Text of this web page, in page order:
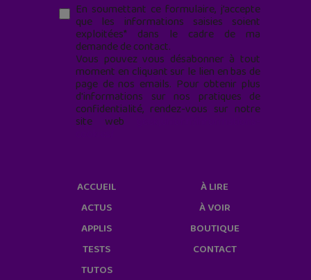
En soumettant ce formulaire, j’accepte
que les informations saisies soient
exploitées* dans le cadre de ma
demande de contact.
Vous pouvez vous désabonner à tout
moment en cliquant sur le lien en bas de
page de nos emails. Pour obtenir plus
d'informations sur nos pratiques de
confidentialité, rendez-vous sur notre
site web
ACCUEIL
ACTUS
APPLIS
TESTS
TUTOS
À LIRE
À VOIR
BOUTIQUE
CONTACT